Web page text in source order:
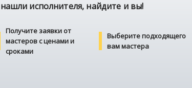
нашли исполнителя, найдите и вы!
Получите заявки от
мастеров с ценами и
сроками
Выберите подходящего
вам мастера